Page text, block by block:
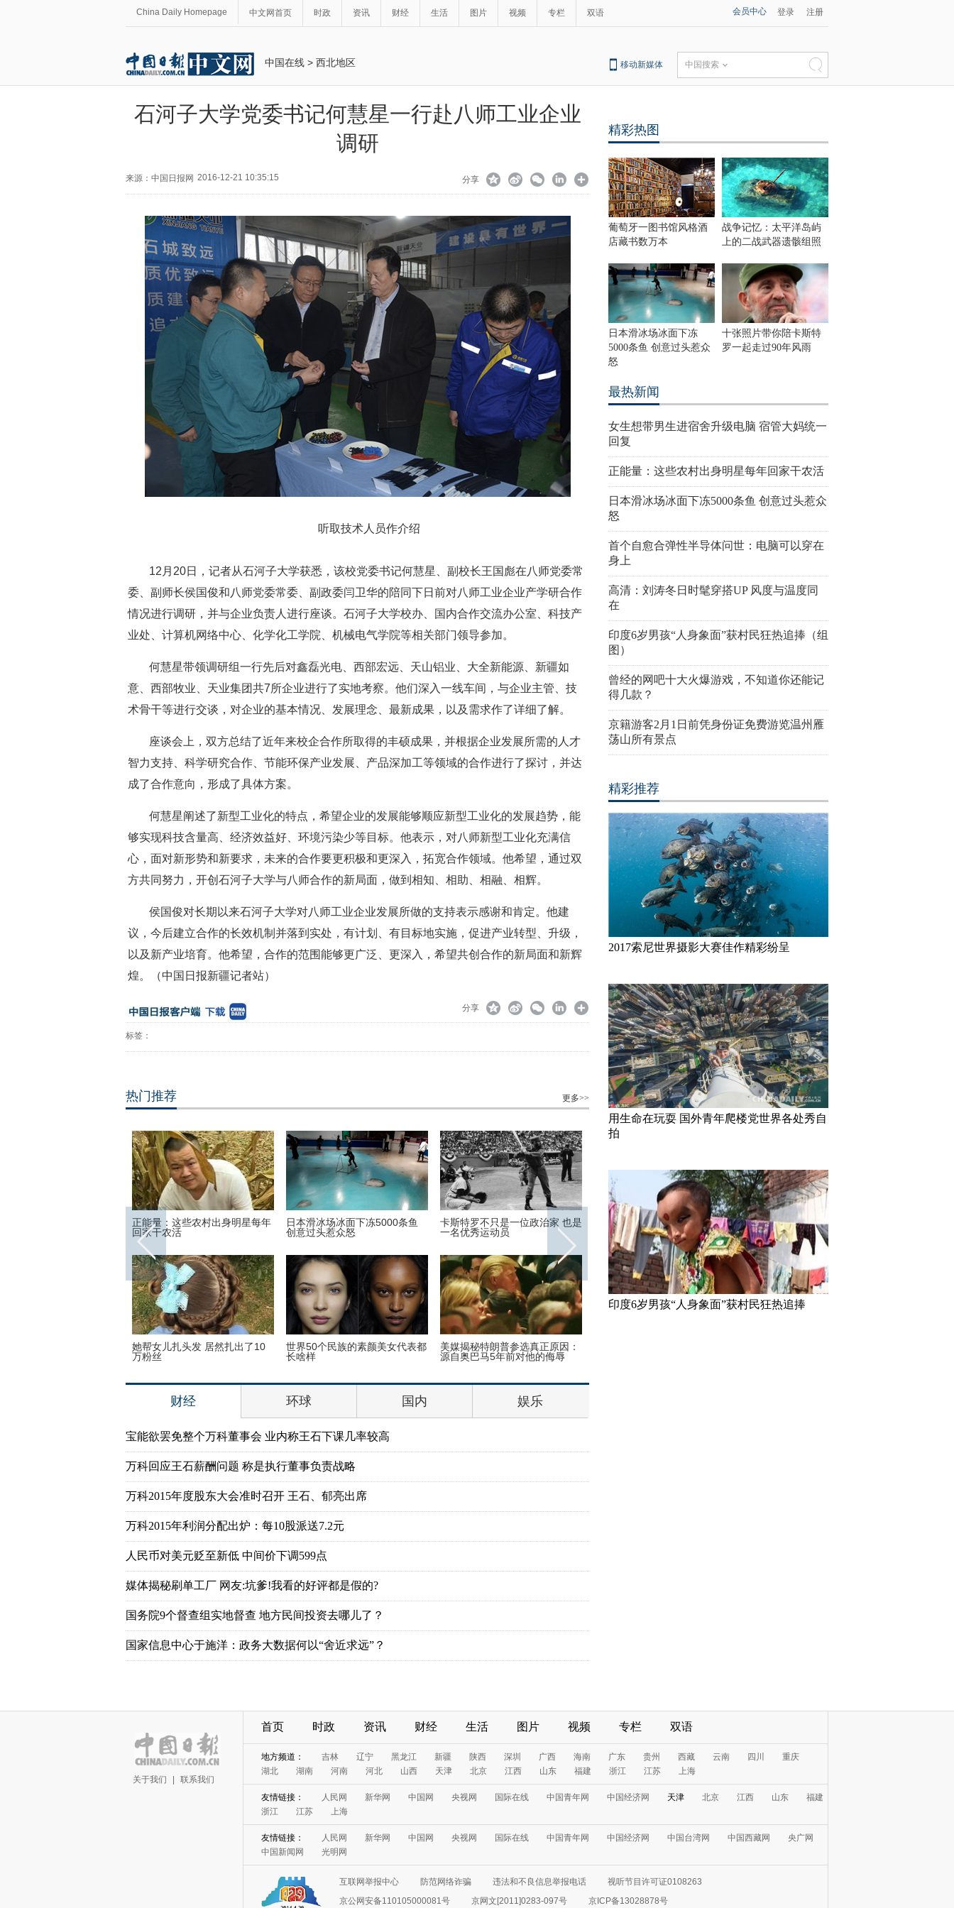
China Daily Homepage 中文网首页 时政 资讯 财经 生活 图片 视频 专栏 双语 会员中心 登录 注册
中国在线 > 西北地区 移动新媒体 中国搜索
石河子大学党委书记何慧星一行赴八师工业企业
调研
来源：中国日报网 2016-12-21 10:35:15 分享
听取技术人员作介绍
12月20日，记者从石河子大学获悉，该校党委书记何慧星、副校长王国彪在八师党委常
委、副师长侯国俊和八师党委常委、副政委闫卫华的陪同下日前对八师工业企业产学研合作
情况进行调研，并与企业负责人进行座谈。石河子大学校办、国内合作交流办公室、科技产
业处、计算机网络中心、化学化工学院、机械电气学院等相关部门领导参加。
何慧星带领调研组一行先后对鑫磊光电、西部宏远、天山铝业、大全新能源、新疆如
意、西部牧业、天业集团共7所企业进行了实地考察。他们深入一线车间，与企业主管、技
术骨干等进行交谈，对企业的基本情况、发展理念、最新成果，以及需求作了详细了解。
座谈会上，双方总结了近年来校企合作所取得的丰硕成果，并根据企业发展所需的人才
智力支持、科学研究合作、节能环保产业发展、产品深加工等领域的合作进行了探讨，并达
成了合作意向，形成了具体方案。
何慧星阐述了新型工业化的特点，希望企业的发展能够顺应新型工业化的发展趋势，能
够实现科技含量高、经济效益好、环境污染少等目标。他表示，对八师新型工业化充满信
心，面对新形势和新要求，未来的合作要更积极和更深入，拓宽合作领域。他希望，通过双
方共同努力，开创石河子大学与八师合作的新局面，做到相知、相助、相融、相辉。
侯国俊对长期以来石河子大学对八师工业企业发展所做的支持表示感谢和肯定。他建
议，今后建立合作的长效机制并落到实处，有计划、有目标地实施，促进产业转型、升级，
以及新产业培育。他希望，合作的范围能够更广泛、更深入，希望共创合作的新局面和新辉
煌。（中国日报新疆记者站）
分享
标签：
热门推荐 更多>>
正能量：这些农村出身明星每年
回家干农活
日本滑冰场冰面下冻5000条鱼
创意过头惹众怒
卡斯特罗不只是一位政治家 也是
一名优秀运动员
她帮女儿扎头发 居然扎出了10
万粉丝
世界50个民族的素颜美女代表都
长啥样
美媒揭秘特朗普参选真正原因：
源自奥巴马5年前对他的侮辱
陪新女友在加拿大家中“宅”一周
哈里王子找到
tachement/png/site1/20160808/64006a47a303191265bf08.png"
border="0" width="200"
height="130"/>
美国迈阿密一机场出现巨型UFO
财经 环球 国内 娱乐
宝能欲罢免整个万科董事会 业内称王石下课几率较高
万科回应王石薪酬问题 称是执行董事负责战略
万科2015年度股东大会准时召开 王石、郁亮出席
万科2015年利润分配出炉：每10股派送7.2元
人民币对美元贬至新低 中间价下调599点
媒体揭秘刷单工厂 网友:坑爹!我看的好评都是假的?
国务院9个督查组实地督查 地方民间投资去哪儿了？
国家信息中心于施洋：政务大数据何以“舍近求远”？
精彩热图
葡萄牙一图书馆风格酒
店藏书数万本
战争记忆：太平洋岛屿
上的二战武器遗骸组照
日本滑冰场冰面下冻
5000条鱼 创意过头惹众
怒
十张照片带你陪卡斯特
罗一起走过90年风雨
最热新闻
女生想带男生进宿舍升级电脑 宿管大妈统一
回复
正能量：这些农村出身明星每年回家干农活
日本滑冰场冰面下冻5000条鱼 创意过头惹众
怒
首个自愈合弹性半导体问世：电脑可以穿在
身上
高清：刘涛冬日时髦穿搭UP 风度与温度同
在
印度6岁男孩“人身象面”获村民狂热追捧（组
图）
曾经的网吧十大火爆游戏，不知道你还能记
得几款？
京籍游客2月1日前凭身份证免费游览温州雁
荡山所有景点
精彩推荐
2017索尼世界摄影大赛佳作精彩纷呈
用生命在玩耍 国外青年爬楼党世界各处秀自
拍
印度6岁男孩“人身象面”获村民狂热追捧
关于我们 联系我们
首页 时政 资讯 财经 生活 图片 视频 专栏 双语
地方频道： 吉林 辽宁 黑龙江 新疆 陕西 深圳 广西 海南 广东 贵州 西藏 云南 四川
重庆
湖北
湖南 河南 河北 山西 天津 北京 江西 山东 福建 浙江 江苏 上海
友情链接： 人民网 新华网 中国网 央视网 国际在线 中国青年网 中国经济网 天津 北京 江西 山东
福建
浙江
江苏 上海
友情链接： 人民网 新华网 中国网 央视网 国际在线 中国青年网 中国经济网 中国台湾网 中国西藏网
央广网
中国新闻网
光明网
互联网举报中心 防范网络诈骗 违法和不良信息举报电话
视听节目许可证0108263
京公网安备110105000081号
京网文[2011]0283-097号 京ICP备13028878号